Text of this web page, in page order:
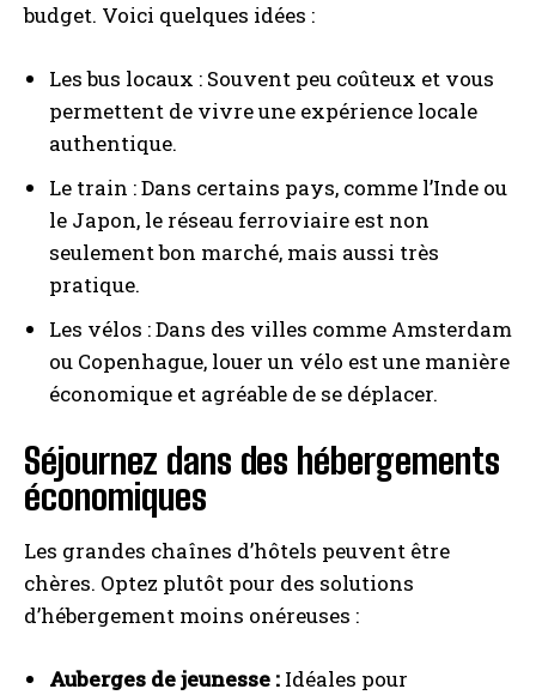
budget. Voici quelques idées :
Les bus locaux : Souvent peu coûteux et vous
permettent de vivre une expérience locale
authentique.
Le train : Dans certains pays, comme l’Inde ou
le Japon, le réseau ferroviaire est non
seulement bon marché, mais aussi très
pratique.
Les vélos : Dans des villes comme Amsterdam
ou Copenhague, louer un vélo est une manière
économique et agréable de se déplacer.
Séjournez dans des hébergements
économiques
Les grandes chaînes d’hôtels peuvent être
chères. Optez plutôt pour des solutions
d’hébergement moins onéreuses :
Auberges de jeunesse : Idéales pour